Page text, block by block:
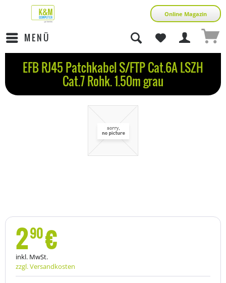
Online Magazin
MENÜ
EFB RJ45 Patchkabel S/FTP Cat.6A LSZH
Cat.7 Rohk. 1.50m grau
290€
inkl. MwSt.
zzgl. Versandkosten